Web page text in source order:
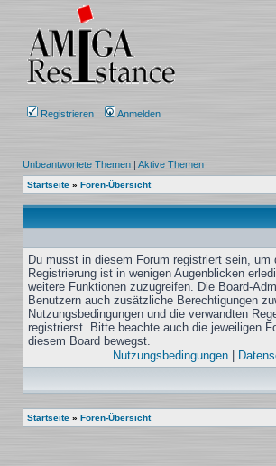
Registrieren Anmelden
Unbeantwortete Themen | Aktive Themen
Startseite » Foren-Übersicht
Du musst in diesem Forum registriert sein,
Registrierung ist in wenigen Augenblicken
weitere Funktionen zuzugreifen. Die Board-
Benutzern auch zusätzliche Berechtigungen
Nutzungsbedingungen und die verwandten
registrierst. Bitte beachte auch die jeweiligen
diesem Board bewegst.
Nutzungsbedingungen
Startseite » Foren-Übersicht